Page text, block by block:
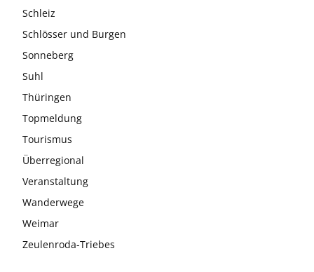
Schleiz
Schlösser und Burgen
Sonneberg
Suhl
Thüringen
Topmeldung
Tourismus
Überregional
Veranstaltung
Wanderwege
Weimar
Zeulenroda-Triebes